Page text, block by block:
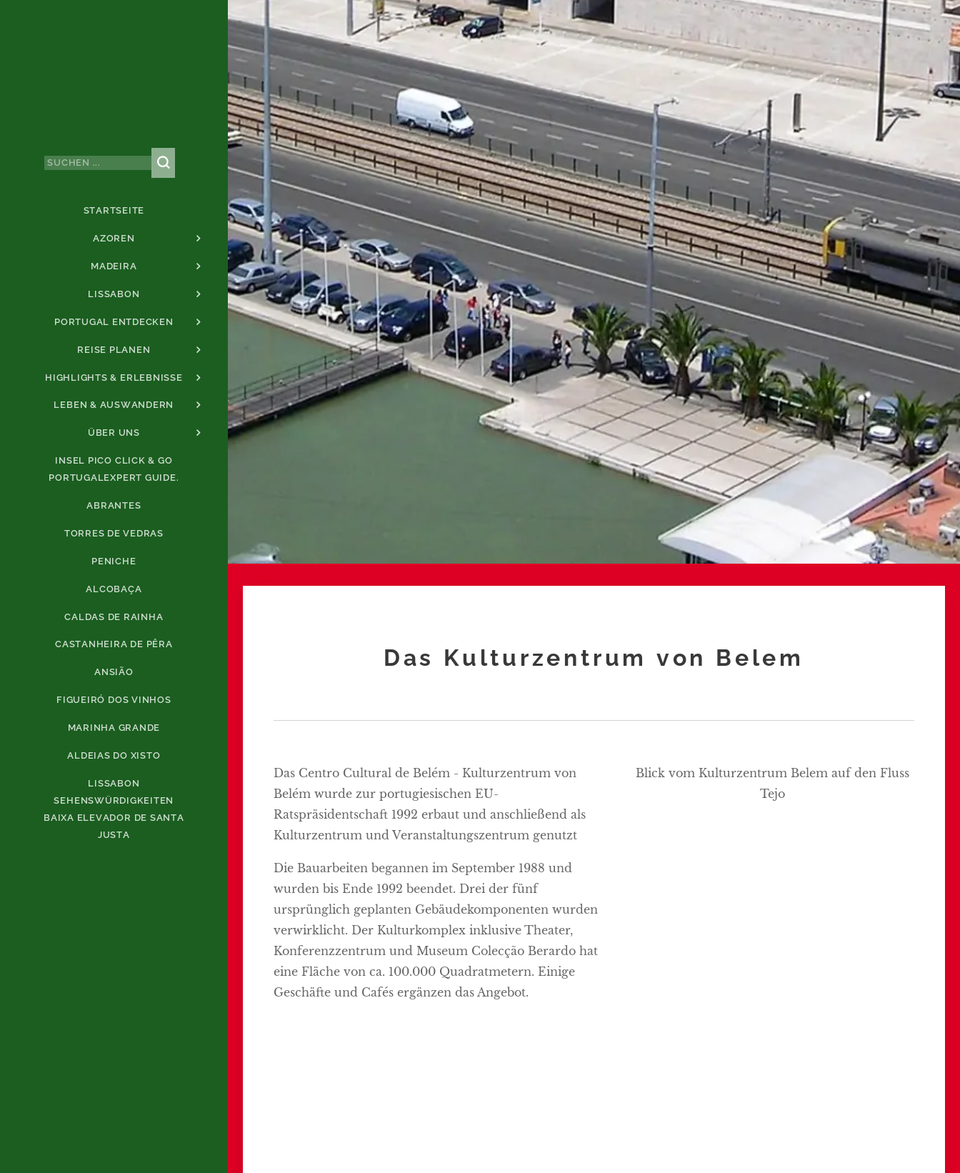
STARTSEITE
AZOREN
MADEIRA
LISSABON
PORTUGAL ENTDECKEN
REISE PLANEN
HIGHLIGHTS & ERLEBNISSE
LEBEN & AUSWANDERN
ÜBER UNS
INSEL PICO CLICK & GO
PORTUGALEXPERT GUIDE.
ABRANTES
TORRES DE VEDRAS
PENICHE
ALCOBAÇA
CALDAS DE RAINHA
CASTANHEIRA DE PÊRA
ANSIÃO
FIGUEIRÓ DOS VINHOS
MARINHA GRANDE
ALDEIAS DO XISTO
LISSABON
SEHENSWÜRDIGKEITEN
BAIXA ELEVADOR DE SANTA
JUSTA
Das Kulturzentrum von Belem
Das Centro Cultural de Belém - Kulturzentrum von
Belém wurde zur portugiesischen EU-
Ratspräsidentschaft 1992 erbaut und anschließend als
Kulturzentrum und Veranstaltungszentrum genutzt
Die Bauarbeiten begannen im September 1988 und
wurden bis Ende 1992 beendet. Drei der fünf
ursprünglich geplanten Gebäudekomponenten wurden
verwirklicht. Der Kulturkomplex inklusive Theater,
Konferenzzentrum und Museum Colecção Berardo hat
eine Fläche von ca. 100.000 Quadratmetern. Einige
Geschäfte und Cafés ergänzen das Angebot.
Blick vom Kulturzentrum Belem auf den Fluss
Tejo